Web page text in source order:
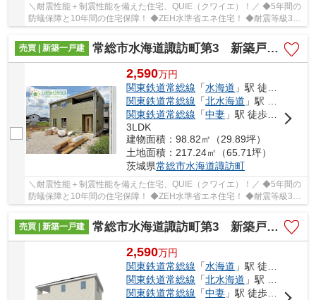
＼耐震性能＋制震性能を備えた住宅、QUIE（クワイエ）！／ ◆5年間の
防蟻保障と10年間の住宅保障！ ◆ZEH水準省エネ住宅！ ◆耐震等級3を
クリアした耐震、制震性能が特徴の「クレイドル...
売買 | 新築一戸建
常総市水海道諏訪町第3 新築戸建 3号棟
2,590万円
関東鉄道常総線 「水海道 」駅 徒歩10分
関東鉄道常総線 「北水海道 」駅 徒歩17分
関東鉄道常総線 「中妻 」駅 徒歩40分
3LDK
建物面積：98.82㎡（29.89坪）
土地面積：217.24㎡（65.71坪）
茨城県常総市水海道諏訪町
＼耐震性能＋制震性能を備えた住宅、QUIE（クワイエ）！／ ◆5年間の
防蟻保障と10年間の住宅保障！ ◆ZEH水準省エネ住宅！ ◆耐震等級3を
売買 | 新築一戸建
常総市水海道諏訪町第3 新築戸建 1号棟
2,590万円
関東鉄道常総線 「水海道 」駅 徒歩10分
関東鉄道常総線 「北水海道 」駅 徒歩17分
関東鉄道常総線 「中妻 」駅 徒歩40分